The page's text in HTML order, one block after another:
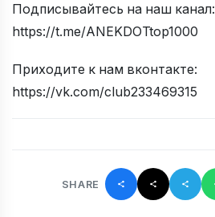
Подписывайтесь на наш канал:
https://t.me/ANEKDOTtop1000
Приходите к нам вконтакте:
https://vk.com/club233469315
SHARE